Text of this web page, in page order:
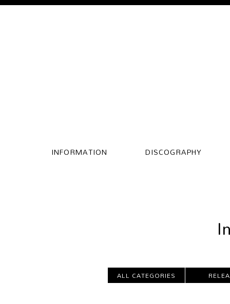
INFORMATION DISCOGRAPHY
ALL CATEGORIES